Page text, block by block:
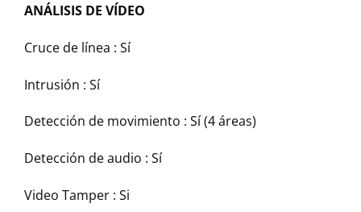
ANÁLISIS DE VÍDEO
Cruce de línea : Sí
Intrusión : Sí
Detección de movimiento : Sí (4 áreas)
Detección de audio : Sí
Video Tamper : Si